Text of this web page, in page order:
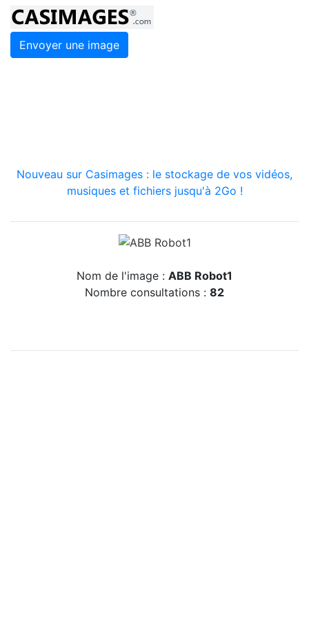
Envoyer une image
Nouveau sur Casimages : le stockage de vos vidéos,
musiques et fichiers jusqu'à 2Go !
Nom de l'image : ABB Robot1
Nombre consultations : 82